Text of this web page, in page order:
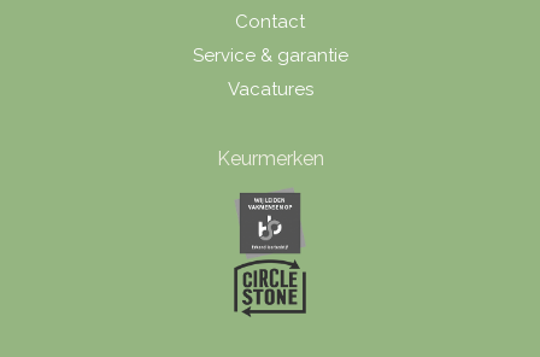
Contact
Service & garantie
Vacatures
Keurmerken